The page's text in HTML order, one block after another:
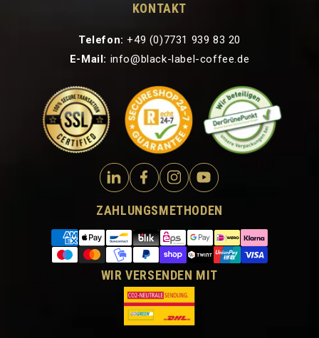
KONTAKT
Telefon: +49 (0)7731 939 83 20
E-Mail: info@black-label-coffee.de
ZAHLUNGSMETHODEN
WIR VERSENDEN MIT